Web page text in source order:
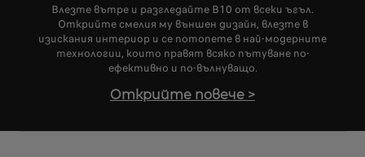
Влезте вътре и разгледайте B10 от всеки ъгъл.
Открийте смелия му външен дизайн, влезте в
изискания интериор и се потопете в най-модерните
технологии, които правят всяко пътуване по-
ефективно и по-вълнуващо.
Открийте повече >